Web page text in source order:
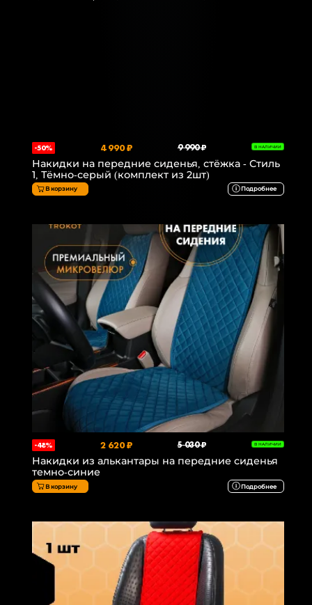
-50% 4 990 ₽ 9 990 ₽ В НАЛИЧИИ
Накидки на передние сиденья, стёжка - Стиль
1, Тёмно-серый (комплект из 2шт)
В корзину Подробнее
-48% 2 620 ₽ 5 030 ₽ В НАЛИЧИИ
Накидки из алькантары на передние сиденья
темно-синие
В корзину Подробнее